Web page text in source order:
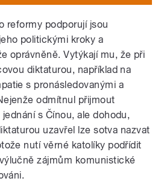
reformy podporují jsou
politickými kroky a
oprávněně. Vytýkají mu, že při
diktaturou, například na
s pronásledovanými a
odmítnul přijmout
s Čínou, ale dohodu,
uzavřel lze sotva nazvat
nutí věrné katolíky podřídit
zájmům komunistické